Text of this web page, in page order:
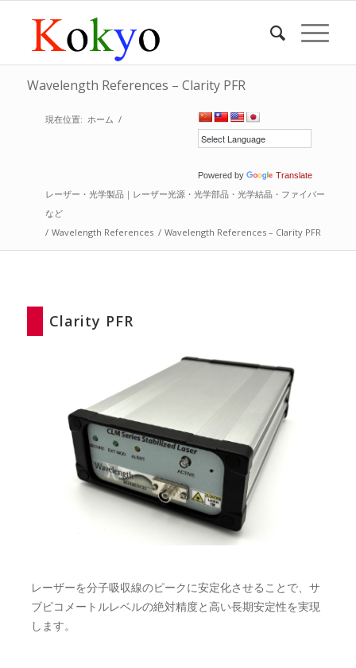
Wavelength References – Clarity PFR
Powered by Translate
現在位置: ホーム /
レーザー・光学製品｜レーザー光源・光学部品・光学結晶・ファイバー
など
/ Wavelength References / Wavelength References – Clarity PFR
Clarity PFR
レーザーを分子吸収線のピークに安定化させることで、サ
ブピコメートルレベルの絶対精度と高い長期安定性を実現
します。